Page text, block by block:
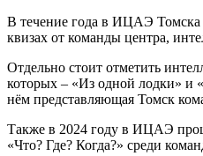
В течение года в ИЦАЭ Томска
квизах от команды центра,
Отдельно стоит отметить
которых – «Из одной лодки» и
нём представляющая Томск
Также в 2024 году в ИЦАЭ
«Что? Где? Когда?» среди